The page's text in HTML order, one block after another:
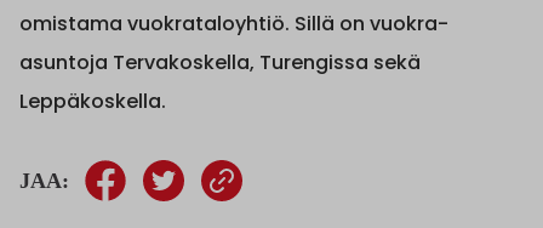
omistama vuokrataloyhtiö. Sillä on vuokra-
asuntoja Tervakoskella, Turengissa sekä
Leppäkoskella.
JAA: